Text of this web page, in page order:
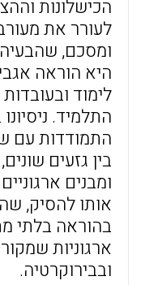
הכישלונות
לעורר את
ומסכם,
היא הוראה
לימוד
התלמיד.
התמודדות עם
בין גזעים
ומבנים
אותו להסיק,
בהוראה בלתי
ארגוניות
ובבירוקרטיה.